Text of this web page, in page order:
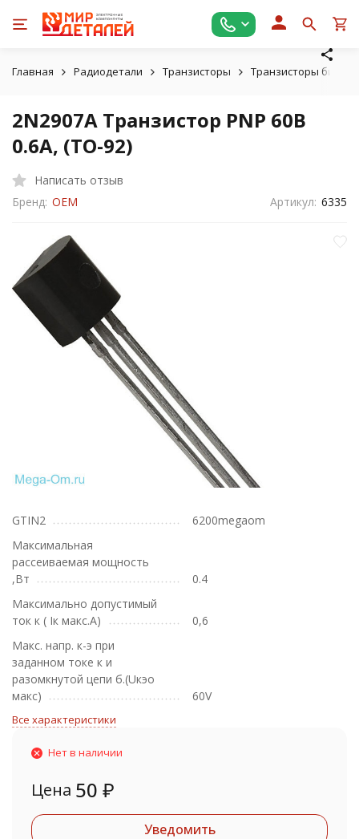
Главная Радиодетали Транзисторы Транзисторы
2N2907A Транзистор PNP 60В
0.6А, (TO-92)
Написать отзыв
Бренд: OEM Артикул: 6335
GTIN2
6200megaom
Максимальная
рассеиваемая мощность
,Вт
0.4
Максимально допустимый
ток к ( Iк макс.А)
0,6
Макс. напр. к-э при
заданном токе к и
разомкнутой цепи б.(Uкэо
макс)
60V
Все характеристики
Нет в наличии
Цена 50 ₽
Уведомить